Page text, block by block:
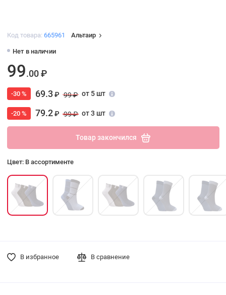
Код товара: 665961 Альтаир
Нет в наличии
99.00 ₽
-30 % 69.3₽ 99 ₽ от 5 шт
-20 % 79.2₽ 99 ₽ от 3 шт
Товар закончился
Цвет: В ассортименте
В избранное В сравнение